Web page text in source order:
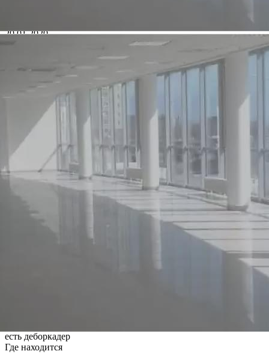
20.01.2020
Дзержинского 197
Предлагается
Аренда
Желаемый / подходящий вид деятельности
Назначение
Торговое
Размер площади (м2)
Цена за помещение
2 торговая улица Новороссийска присутствие всех
есть деборкадер
Где находится